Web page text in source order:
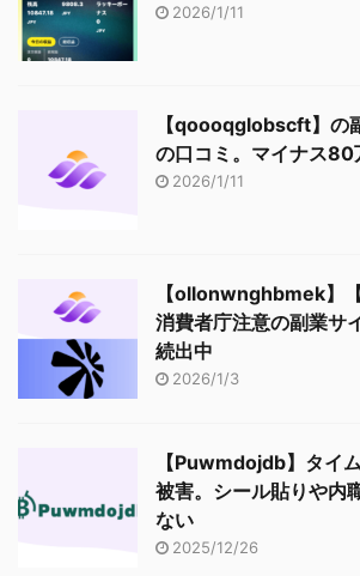
2026/1/11
【qoooqglobscft】の
の口コミ。マイナス80
2026/1/11
【ollonwnghbmek】
消費者庁注意の副業サ
続出中
2026/1/3
【Puwmdojdb】タイ
被害。シール貼りや内
ない
2025/12/26